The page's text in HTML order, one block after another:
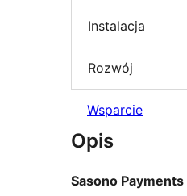
Instalacja
Rozwój
Wsparcie
Opis
Sasono